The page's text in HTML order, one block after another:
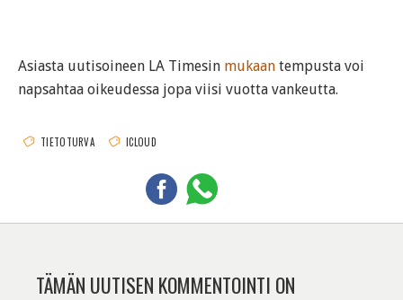
Asiasta uutisoineen LA Timesin mukaan tempusta voi
napsahtaa oikeudessa jopa viisi vuotta vankeutta.
TIETOTURVA ICLOUD
TÄMÄN UUTISEN KOMMENTOINTI ON